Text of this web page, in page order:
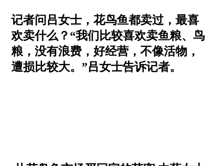
记者问吕女士，花鸟鱼都卖过，最喜
欢卖什么？“我们比较喜欢卖鱼粮、鸟
粮，没有浪费，好经营，不像活物，
遭损比较大。”吕女士告诉记者。